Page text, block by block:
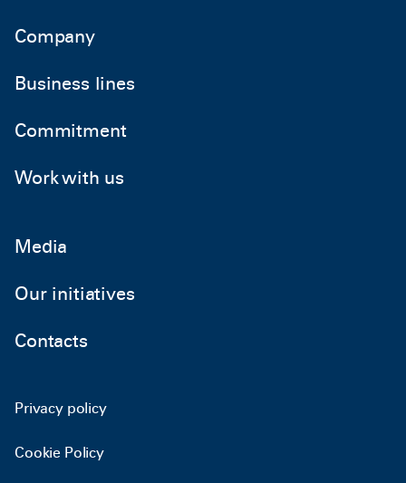
Company
Business lines
Commitment
Work with us
Media
Our initiatives
Contacts
Privacy policy
Cookie Policy